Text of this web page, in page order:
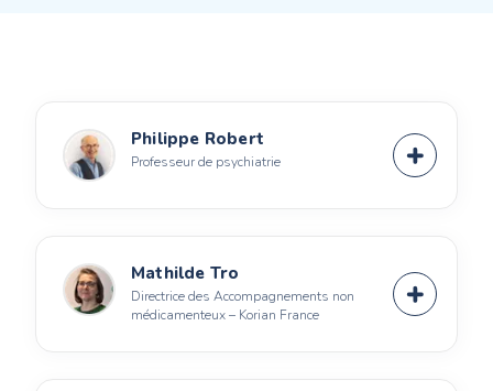
Philippe Robert
Professeur de psychiatrie
Mathilde Tro
Directrice des Accompagnements non
médicamenteux – Korian France